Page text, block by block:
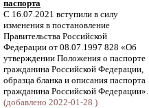
паспорта
С 16.07.2021 вступили в силу
изменения в постановление
Правительства Российской
Федерации от 08.07.1997 828 «Об
утверждении Положения о паспорте
гражданина Российской Федерации,
образца бланка и описания паспорта
гражданина Российской Федерации».
(добавлено 2022-01-28 )